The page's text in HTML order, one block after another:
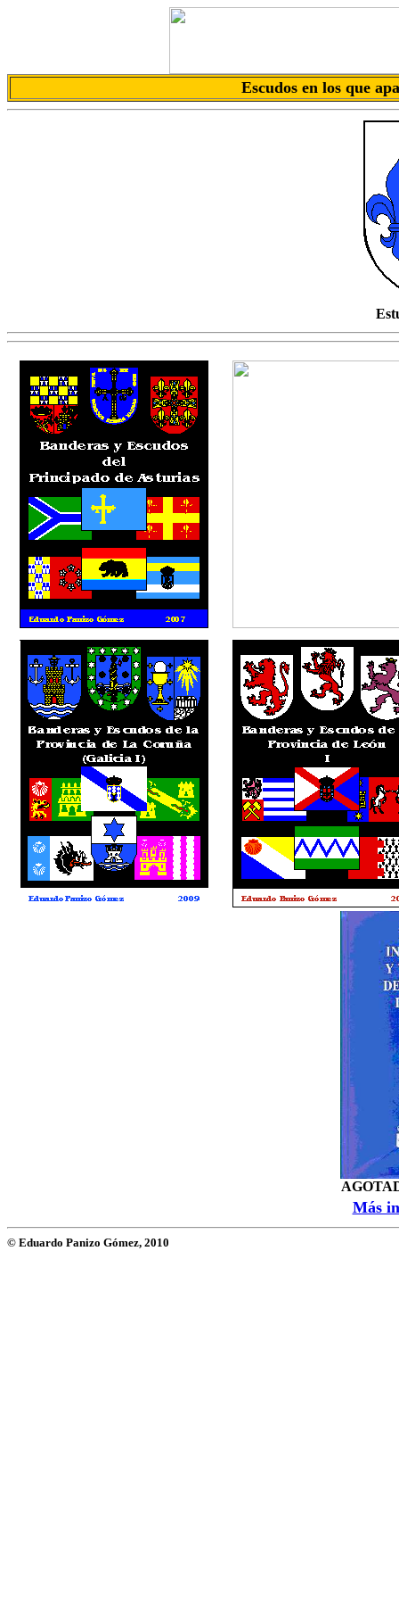
Escudos en los que
Más
© Eduardo Panizo Gómez, 2010